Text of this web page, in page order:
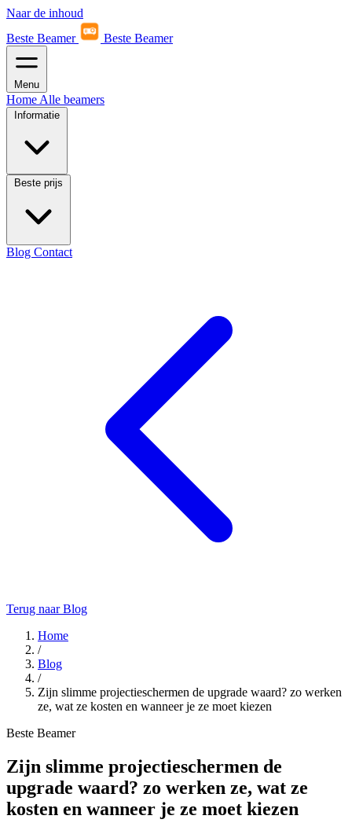
Naar de inhoud
Beste Beamer
Beste Beamer
Menu
Home Alle beamers
Informatie
Beste prijs
Blog Contact
Terug naar Blog
Home
/
Blog
/
Zijn slimme projectieschermen de upgrade waard? zo werken
ze, wat ze kosten en wanneer je ze moet kiezen
Beste Beamer
Zijn slimme projectieschermen de
upgrade waard? zo werken ze, wat ze
kosten en wanneer je ze moet kiezen